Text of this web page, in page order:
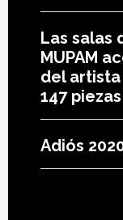
Las salas
MUPAM
del
147 piezas
Adiós